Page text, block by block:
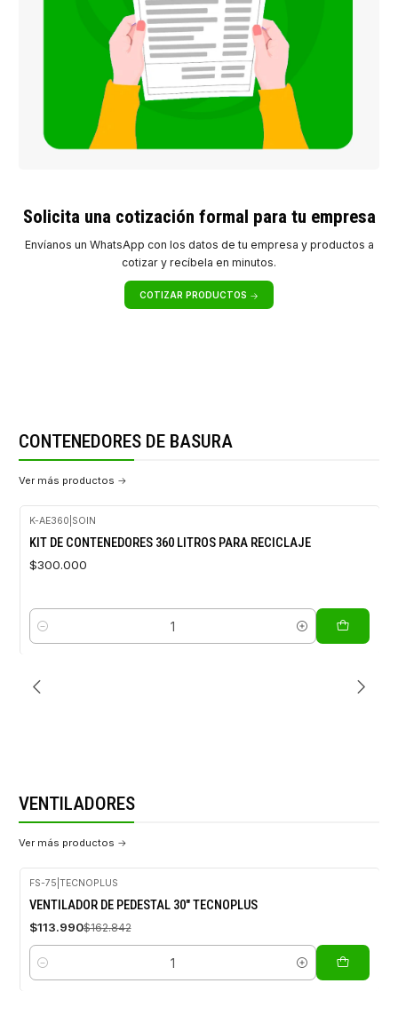
Solicita una cotización formal para tu empresa
Envíanos un WhatsApp con los datos de tu empresa y productos a
cotizar y recíbela en minutos.
COTIZAR PRODUCTOS
CONTENEDORES DE BASURA
Ver más productosCONTENEDORES DE BASURA
VER MÁS PRODUCTOS
K-AE360 SOIN
KIT DE CONTENEDORES 360 LITROS PARA RECICLAJE
$300.000
Cantidad
VENTILADORES
Ver más productos
VER MÁS PRODUCTOS
-30%
OFF
FS-75 TECNOPLUS
VENTILADOR DE PEDESTAL 30" TECNOPLUS
$113.990$162.842
Cantidad